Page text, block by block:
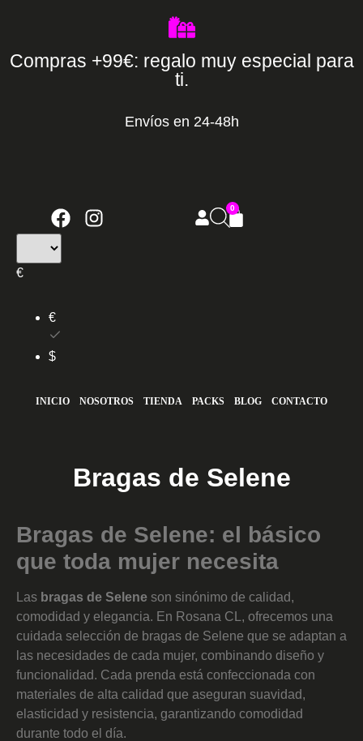
Compras +99€: regalo muy especial para
ti.
Envíos en 24-48h
0
€
€
$
INICIO NOSOTROS TIENDA PACKS BLOG CONTACTO
Bragas de Selene
Bragas de Selene: el básico
que toda mujer necesita
Las bragas de Selene son sinónimo de calidad,
comodidad y elegancia. En Rosana CL, ofrecemos una
cuidada selección de bragas de Selene que se adaptan a
las necesidades de cada mujer, combinando diseño y
funcionalidad. Cada prenda está confeccionada con
materiales de alta calidad que aseguran suavidad,
elasticidad y resistencia, garantizando comodidad
durante todo el día.